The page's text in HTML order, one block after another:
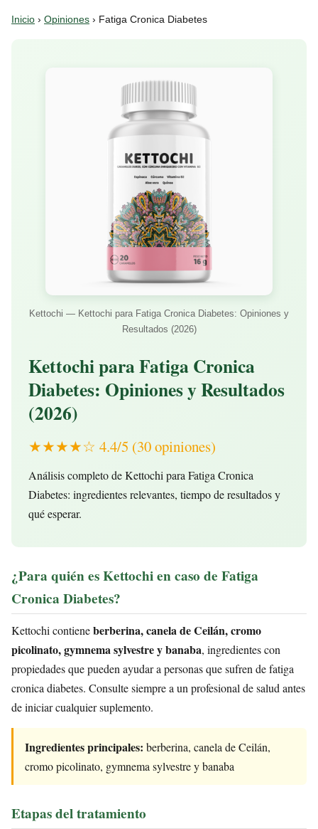
Inicio › Opiniones › Fatiga Cronica Diabetes
Kettochi — Kettochi para Fatiga Cronica Diabetes: Opiniones y
Resultados (2026)
Kettochi para Fatiga Cronica
Diabetes: Opiniones y Resultados
(2026)
★★★★☆ 4.4/5 (30 opiniones)
Análisis completo de Kettochi para Fatiga Cronica
Diabetes: ingredientes relevantes, tiempo de resultados y
qué esperar.
¿Para quién es Kettochi en caso de Fatiga
Cronica Diabetes?
Kettochi contieneberberina, canela de Ceilán, cromo
picolinato, gymnema sylvestre y banaba, ingredientes con
propiedades que pueden ayudar a personas que sufren de fatiga
cronica diabetes. Consulte siempre a un profesional de salud antes
de iniciar cualquier suplemento.
Ingredientes principales: berberina, canela de Ceilán,
cromo picolinato, gymnema sylvestre y banaba
Etapas del tratamiento